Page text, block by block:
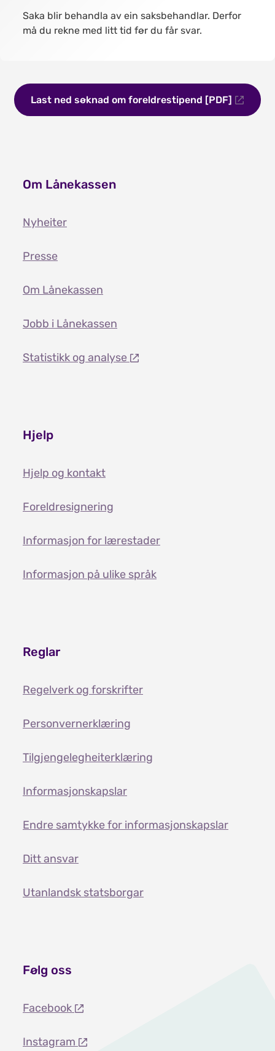
Saka blir behandla av ein saksbehandlar. Derfor
må du rekne med litt tid før du får svar.
Last ned søknad om foreldrestipend [PDF]
Om Lånekassen
Nyheiter
Presse
Om Lånekassen
Jobb i Lånekassen
Statistikk og analyse
Hjelp
Hjelp og kontakt
Foreldresignering
Informasjon for lærestader
Informasjon på ulike språk
Reglar
Regelverk og forskrifter
Personvernerklæring
Tilgjengelegheiterklæring
Informasjonskapslar
Endre samtykke for informasjonskapslar
Ditt ansvar
Utanlandsk statsborgar
Følg oss
Facebook
Instagram